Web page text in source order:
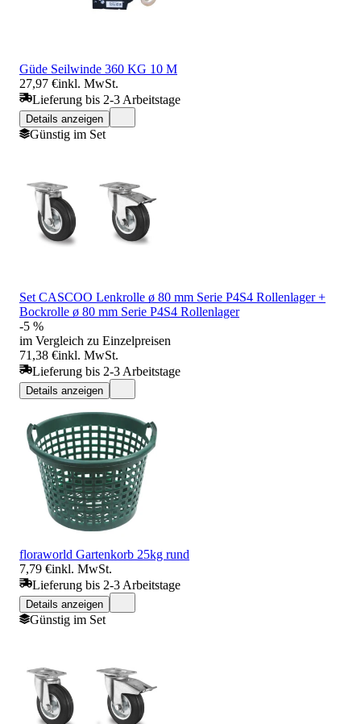
Güde Seilwinde 360 KG 10 M
27,97 €inkl. MwSt.
Lieferung bis 2-3 Arbeitstage
Details anzeigen
Günstig im Set
Set CASCOO Lenkrolle ø 80 mm Serie P4S4 Rollenlager +
Bockrolle ø 80 mm Serie P4S4 Rollenlager
-5 %
im Vergleich zu Einzelpreisen
71,38 €inkl. MwSt.
Lieferung bis 2-3 Arbeitstage
Details anzeigen
floraworld Gartenkorb 25kg rund
7,79 €inkl. MwSt.
Lieferung bis 2-3 Arbeitstage
Details anzeigen
Günstig im Set